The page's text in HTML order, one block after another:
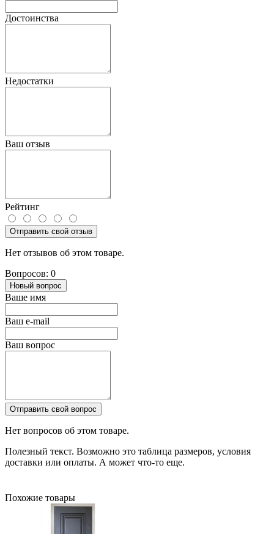
Достоинства
Недостатки
Ваш отзыв
Рейтинг
Отправить свой отзыв
Нет отзывов об этом товаре.
Вопросов: 0
Новый вопрос
Ваше имя
Ваш e-mail
Ваш вопрос
Отправить свой вопрос
Нет вопросов об этом товаре.
Полезный текст. Возможно это таблица размеров, условия
доставки или оплаты. А может что-то еще.
Похожие товары